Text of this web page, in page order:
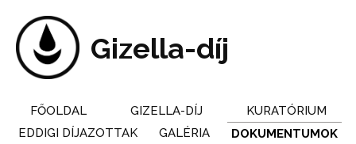
main
content
Gizella-díj
Main
FŐOLDAL GIZELLA-DÍJ
KURATÓRIUM
EDDIGI DÍJAZOTTAK
GALÉRIA DOKUMENTUMOK